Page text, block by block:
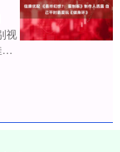
视